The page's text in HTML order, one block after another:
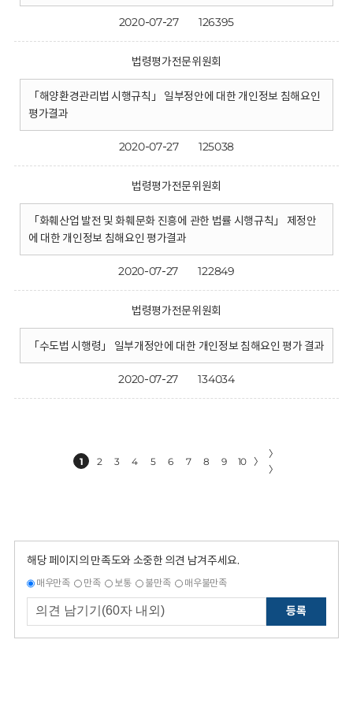
2020-07-27 126395
법령평가전문위원회
「해양환경관리법 시행규칙」 일부정안에 대한 개인정보 침해요인
평가결과
2020-07-27 125038
법령평가전문위원회
「화훼산업 발전 및 화훼문화 진흥에 관한 법률 시행규칙」 제정안
에 대한 개인정보 침해요인 평가결과
2020-07-27 122849
법령평가전문위원회
「수도법 시행령」 일부개정안에 대한 개인정보 침해요인 평가 결과
2020-07-27 134034
1 2 3 4 5 6 7 8 9 10 〉
〉
〉
해당 페이지의 만족도와 소중한 의견 남겨주세요.
매우만족 만족 보통 불만족 매우불만족
등록